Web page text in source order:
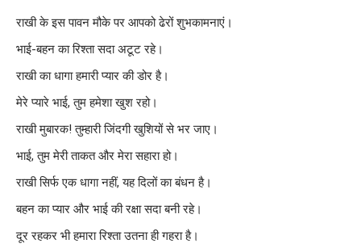
राखी के इस पावन मौके पर आपको ढेरों शुभकामनाएं।
भाई-बहन का रिश्ता सदा अटूट रहे।
राखी का धागा हमारी प्यार की डोर है।
मेरे प्यारे भाई, तुम हमेशा खुश रहो।
राखी मुबारक! तुम्हारी जिंदगी खुशियों से भर जाए।
भाई, तुम मेरी ताकत और मेरा सहारा हो।
राखी सिर्फ एक धागा नहीं, यह दिलों का बंधन है।
बहन का प्यार और भाई की रक्षा सदा बनी रहे।
दूर रहकर भी हमारा रिश्ता उतना ही गहरा है।